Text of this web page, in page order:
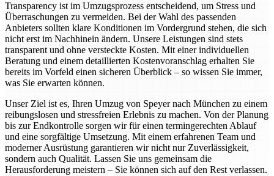
Transparency ist im Umzugsprozess entscheidend, um Stress und
Überraschungen zu vermeiden. Bei der Wahl des passenden
Anbieters sollten klare Konditionen im Vordergrund stehen, die sich
nicht erst im Nachhinein ändern. Unsere Leistungen sind stets
transparent und ohne versteckte Kosten. Mit einer individuellen
Beratung und einem detaillierten Kostenvoranschlag erhalten Sie
bereits im Vorfeld einen sicheren Überblick – so wissen Sie immer,
was Sie erwarten können.
Unser Ziel ist es, Ihren Umzug von Speyer nach München zu einem
reibungslosen und stressfreien Erlebnis zu machen. Von der Planung
bis zur Endkontrolle sorgen wir für einen termingerechten Ablauf
und eine sorgfältige Umsetzung. Mit einem erfahrenen Team und
moderner Ausrüstung garantieren wir nicht nur Zuverlässigkeit,
sondern auch Qualität. Lassen Sie uns gemeinsam die
Herausforderung meistern – Sie können sich auf den Rest verlassen.